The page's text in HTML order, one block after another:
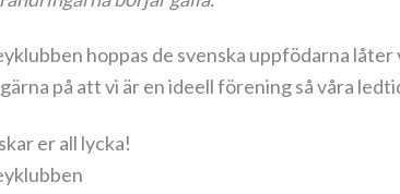
hoppas de svenska uppfödarna
på att vi är en ideell förening så våra
er all lycka!